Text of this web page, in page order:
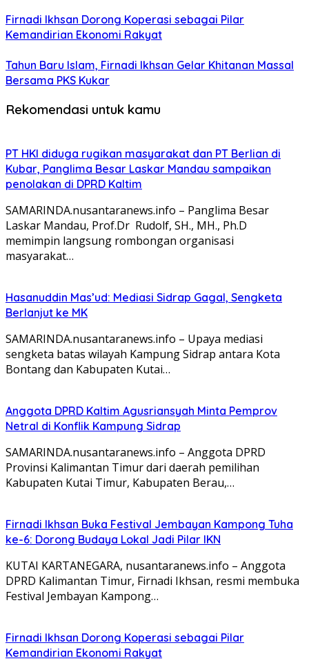
Firnadi Ikhsan Dorong Koperasi sebagai Pilar
Kemandirian Ekonomi Rakyat
Tahun Baru Islam, Firnadi Ikhsan Gelar Khitanan Massal
Bersama PKS Kukar
Rekomendasi untuk kamu
PT HKI diduga rugikan masyarakat dan PT Berlian di
Kubar, Panglima Besar Laskar Mandau sampaikan
penolakan di DPRD Kaltim
SAMARINDA.nusantaranews.info – Panglima Besar
Laskar Mandau, Prof.Dr Rudolf, SH., MH., Ph.D
memimpin langsung rombongan organisasi
masyarakat…
Hasanuddin Mas’ud: Mediasi Sidrap Gagal, Sengketa
Berlanjut ke MK
SAMARINDA.nusantaranews.info – Upaya mediasi
sengketa batas wilayah Kampung Sidrap antara Kota
Bontang dan Kabupaten Kutai…
Anggota DPRD Kaltim Agusriansyah Minta Pemprov
Netral di Konflik Kampung Sidrap
SAMARINDA.nusantaranews.info – Anggota DPRD
Provinsi Kalimantan Timur dari daerah pemilihan
Kabupaten Kutai Timur, Kabupaten Berau,…
Firnadi Ikhsan Buka Festival Jembayan Kampong Tuha
ke-6: Dorong Budaya Lokal Jadi Pilar IKN
KUTAI KARTANEGARA, nusantaranews.info – Anggota
DPRD Kalimantan Timur, Firnadi Ikhsan, resmi membuka
Festival Jembayan Kampong…
Firnadi Ikhsan Dorong Koperasi sebagai Pilar
Kemandirian Ekonomi Rakyat